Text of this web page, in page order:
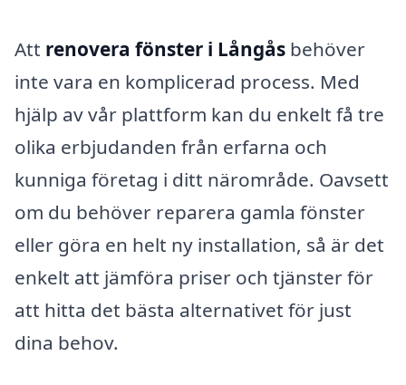
Att renovera fönster i Långås behöver
inte vara en komplicerad process. Med
hjälp av vår plattform kan du enkelt få tre
olika erbjudanden från erfarna och
kunniga företag i ditt närområde. Oavsett
om du behöver reparera gamla fönster
eller göra en helt ny installation, så är det
enkelt att jämföra priser och tjänster för
att hitta det bästa alternativet för just
dina behov.